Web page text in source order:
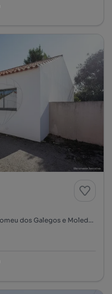
Rua dos Outeiros, São Bartolomeu dos Galegos e Moledo, Lourinhã, Lisboa